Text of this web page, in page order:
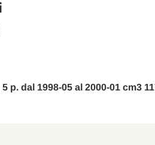
p. dal 1998-05 al 2000-01 cm3